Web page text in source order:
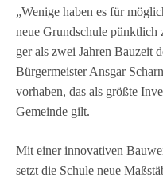
„Wenige haben es für
neue Grund­schule
ger als zwei Jah­ren Bau­zeit
Bür­ger­meis­ter Ans­gar
vor­ha­ben, das als größte
Gemeinde gilt.
Mit einer inno­va­ti­ven
setzt die Schule neue